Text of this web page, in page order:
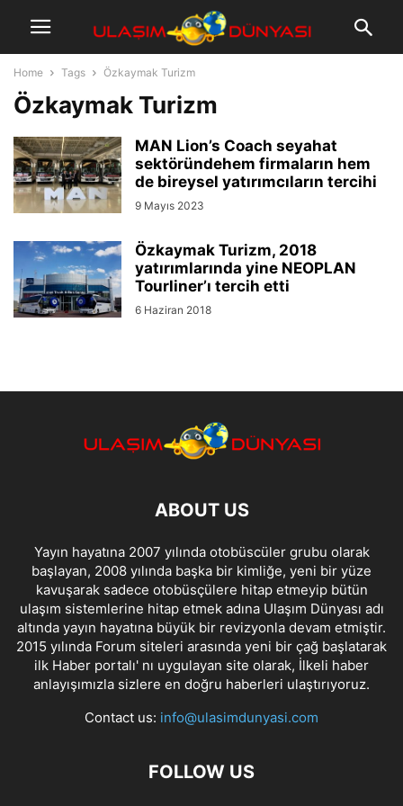
Home Tags Özkaymak Turizm
Özkaymak Turizm
MAN Lion’s Coach seyahat
sektöründehem firmaların hem
de bireysel yatırımcıların tercihi
9 Mayıs 2023
Özkaymak Turizm, 2018
yatırımlarında yine NEOPLAN
Tourliner’ı tercih etti
6 Haziran 2018
ABOUT US
Yayın hayatına 2007 yılında otobüscüler grubu olarak
başlayan, 2008 yılında başka bir kimliğe, yeni bir yüze
kavuşarak sadece otobüsçülere hitap etmeyip bütün
ulaşım sistemlerine hitap etmek adına Ulaşım Dünyası adı
altında yayın hayatına büyük bir revizyonla devam etmiştir.
2015 yılında Forum siteleri arasında yeni bir çağ başlatarak
ilk Haber portalı' nı uygulayan site olarak, İlkeli haber
anlayışımızla sizlere en doğru haberleri ulaştırıyoruz.
Contact us: info@ulasimdunyasi.com
FOLLOW US